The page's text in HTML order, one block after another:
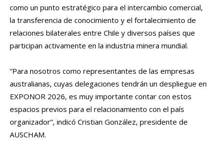
como un punto estratégico para el intercambio comercial,
la transferencia de conocimiento y el fortalecimiento de
relaciones bilaterales entre Chile y diversos países que
participan activamente en la industria minera mundial.
“Para nosotros como representantes de las empresas
australianas, cuyas delegaciones tendrán un despliegue en
EXPONOR 2026, es muy importante contar con estos
espacios previos para el relacionamiento con el país
organizador”, indicó Cristian González, presidente de
AUSCHAM.